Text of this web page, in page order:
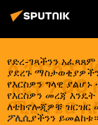
የድረ-ገጻችንን
ያደረጉ
የእርስዎን ግላዊ ያልሆኑ
የእርስዎን መረጃ
ለቴክኖሎጂዎቹ ዝርዝር
ፖሊሲያችንን ይመልከቱ።
ኢትዮጵያ
ገቢዋን 80
ሚኒስቴር